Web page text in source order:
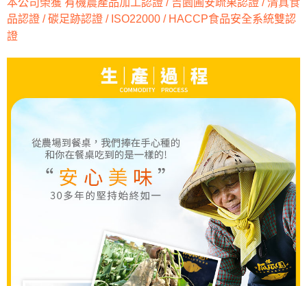
品認證 / 碳足跡認證 / ISO22000 / HACCP食品安全系統雙認
證